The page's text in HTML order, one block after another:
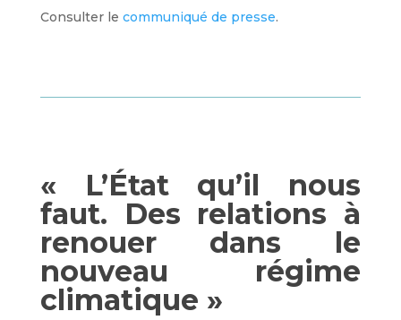
Consulter le communiqué de presse.
« L’État qu’il nous
faut. Des relations à
renouer dans le
nouveau régime
climatique »